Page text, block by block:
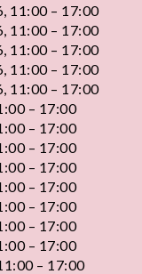
11:00 – 17:00
11:00 – 17:00
11:00 – 17:00
11:00 – 17:00
11:00 – 17:00
– 17:00
– 17:00
– 17:00
– 17:00
– 17:00
– 17:00
– 17:00
– 17:00
– 17:00